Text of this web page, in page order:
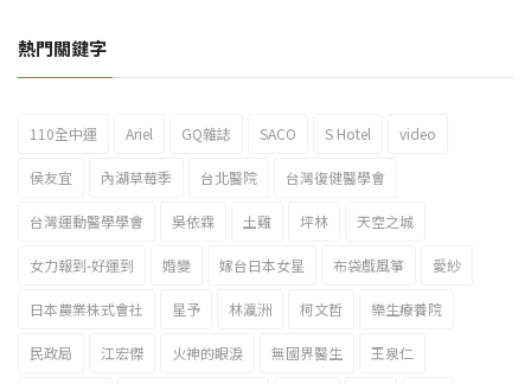
2023新北市北海岸國際風箏節「風在石起」霸氣回歸
熱門關鍵字
110全中運 Ariel GQ雜誌 SACO S Hotel video
侯友宜 內湖草莓季 台北醫院 台灣復健醫學會
台灣運動醫學學會 吳依霖 土雞 坪林 天空之城
女力報到-好運到 婚變 嫁台日本女星 布袋戲風箏 愛紗
日本農業株式會社 星予 林瀛洲 柯文哲 樂生療養院
民政局 江宏傑 火神的眼淚 無國界醫生 王泉仁